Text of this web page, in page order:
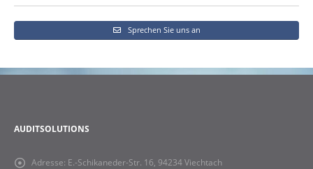
Sprechen Sie uns an
AUDITSOLUTIONS
Adresse: E.-Schikaneder-Str. 16, 94234 Viechtach